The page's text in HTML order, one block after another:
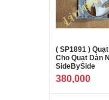
( SP1891 )
Cho Quạt Dàn
SideBySide
380,000